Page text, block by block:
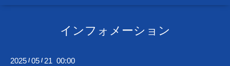
インフォメーション
2025 /05 / 21 00:00